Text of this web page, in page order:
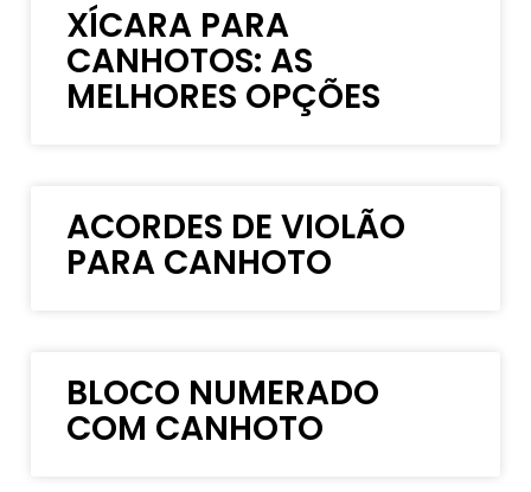
XÍCARA PARA
CANHOTOS: AS
MELHORES OPÇÕES
ACORDES DE VIOLÃO
PARA CANHOTO
BLOCO NUMERADO
COM CANHOTO